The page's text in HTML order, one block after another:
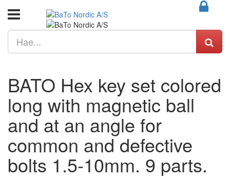
BATO Hex key set colored
long with magnetic ball
and at an angle for
common and defective
bolts 1.5-10mm. 9 parts.